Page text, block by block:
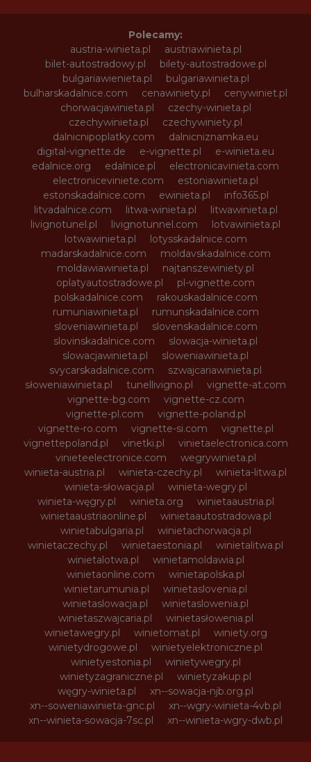
Polecamy:
austria-winieta.pl
austriawinieta.pl
bilet-autostradowy.pl
bilety-autostradowe.pl
bulgariawienieta.pl
bulgariawinieta.pl
bulharskadalnice.com
cenawiniety.pl
cenywiniet.pl
chorwacjawinieta.pl
czechy-winieta.pl
czechywinieta.pl
czechywiniety.pl
dalnicnipoplatky.com
dalnicniznamka.eu
digital-vignette.de
e-vignette.pl
e-winieta.eu
edalnice.org
edalnice.pl
electronicavinieta.com
electroniceviniete.com
estoniawinieta.pl
estonskadalnice.com
ewinieta.pl
info365.pl
litvadalnice.com
litwa-winieta.pl
litwawinieta.pl
livignotunel.pl
livignotunnel.com
lotvawinieta.pl
lotwawinieta.pl
lotysskadalnice.com
madarskadalnice.com
moldavskadalnice.com
moldawiawinieta.pl
najtanszewiniety.pl
oplatyautostradowe.pl
pl-vignette.com
polskadalnice.com
rakouskadalnice.com
rumuniawinieta.pl
rumunskadalnice.com
sloveniawinieta.pl
slovenskadalnice.com
slovinskadalnice.com
slowacja-winieta.pl
slowacjawinieta.pl
sloweniawinieta.pl
svycarskadalnice.com
szwajcariawinieta.pl
słoweniawinieta.pl
tunellivigno.pl
vignette-at.com
vignette-bg.com
vignette-cz.com
vignette-pl.com
vignette-poland.pl
vignette-ro.com
vignette-si.com
vignette.pl
vignettepoland.pl
vinetki.pl
vinietaelectronica.com
vinieteelectronice.com
wegrywinieta.pl
winieta-austria.pl
winieta-czechy.pl
winieta-litwa.pl
winieta-słowacja.pl
winieta-wegry.pl
winieta-węgry.pl
winieta.org
winietaaustria.pl
winietaaustriaonline.pl
winietaautostradowa.pl
winietabulgaria.pl
winietachorwacja.pl
winietaczechy.pl
winietaestonia.pl
winietalitwa.pl
winietalotwa.pl
winietamoldawia.pl
winietaonline.com
winietapolska.pl
winietarumunia.pl
winietaslovenia.pl
winietaslowacja.pl
winietaslowenia.pl
winietaszwajcaria.pl
winietasłowenia.pl
winietawegry.pl
winietomat.pl
winiety.org
winietydrogowe.pl
winietyelektroniczne.pl
winietyestonia.pl
winietywegry.pl
winietyzagraniczne.pl
winietyzakup.pl
węgry-winieta.pl
xn--sowacja-njb.org.pl
xn--soweniawinieta-gnc.pl
xn--wgry-winieta-4vb.pl
xn--winieta-sowacja-7sc.pl
xn--winieta-wgry-dwb.pl